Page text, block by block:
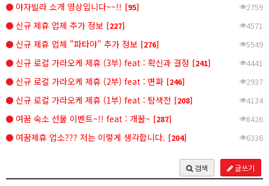
야자빌라 소개 영상입니다~~!! [95] 2759
신규 제휴 업체 추가 정보 [227] 4571
신규 제휴 업체 "파타야" 추가 정보 [276] 5549
신규 로컬 가라오케 제휴 (3부) feat : 확신과 결정 [241] 4441
신규 로컬 가라오케 제휴 (2부) feat : 변화 [246] 2937
신규 로컬 가라오케 제휴 (1부) feat : 탐색전 [208] 4134
여꿈 숙소 선물 이벤트~!! feat : 개꿀~ [287] 8426
여꿈제휴 업소??? 저는 이렇게 생각합니다. [204] 6336
검색 글쓰기